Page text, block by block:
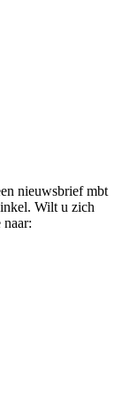
nieuwsbrief mbt
Wilt u zich